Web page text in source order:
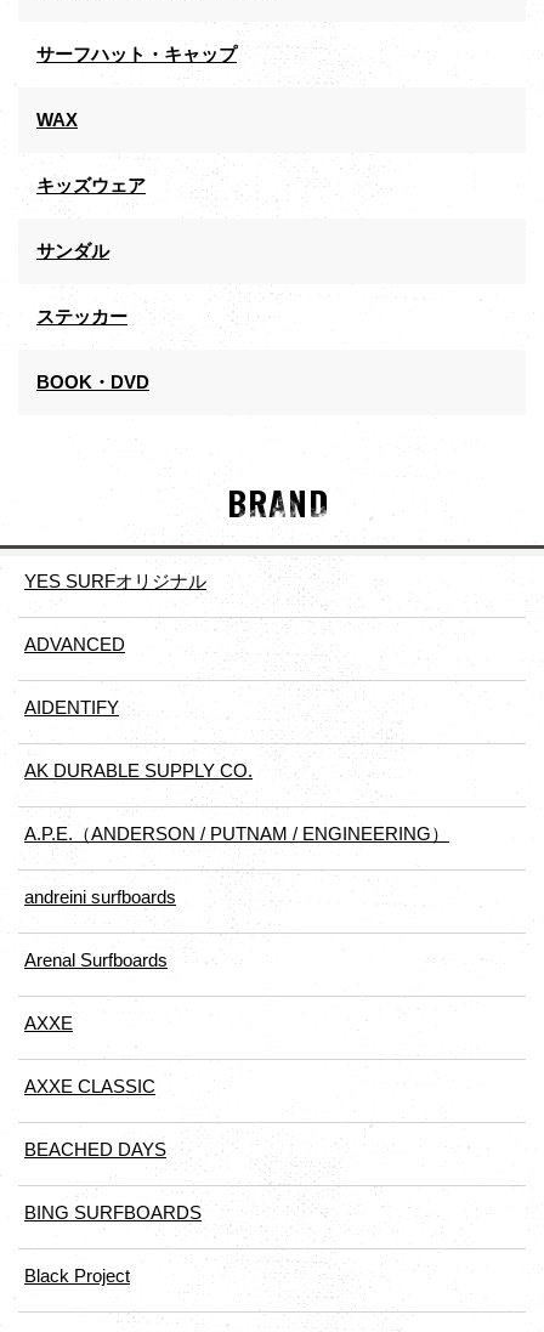
サーフハット・キャップ
WAX
キッズウェア
サンダル
ステッカー
BOOK・DVD
BRAND
YES SURFオリジナル
ADVANCED
AIDENTIFY
AK DURABLE SUPPLY CO.
A.P.E.（ANDERSON / PUTNAM / ENGINEERING）
andreini surfboards
Arenal Surfboards
AXXE
AXXE CLASSIC
BEACHED DAYS
BING SURFBOARDS
Black Project